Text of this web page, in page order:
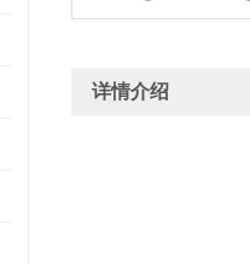
详情介绍